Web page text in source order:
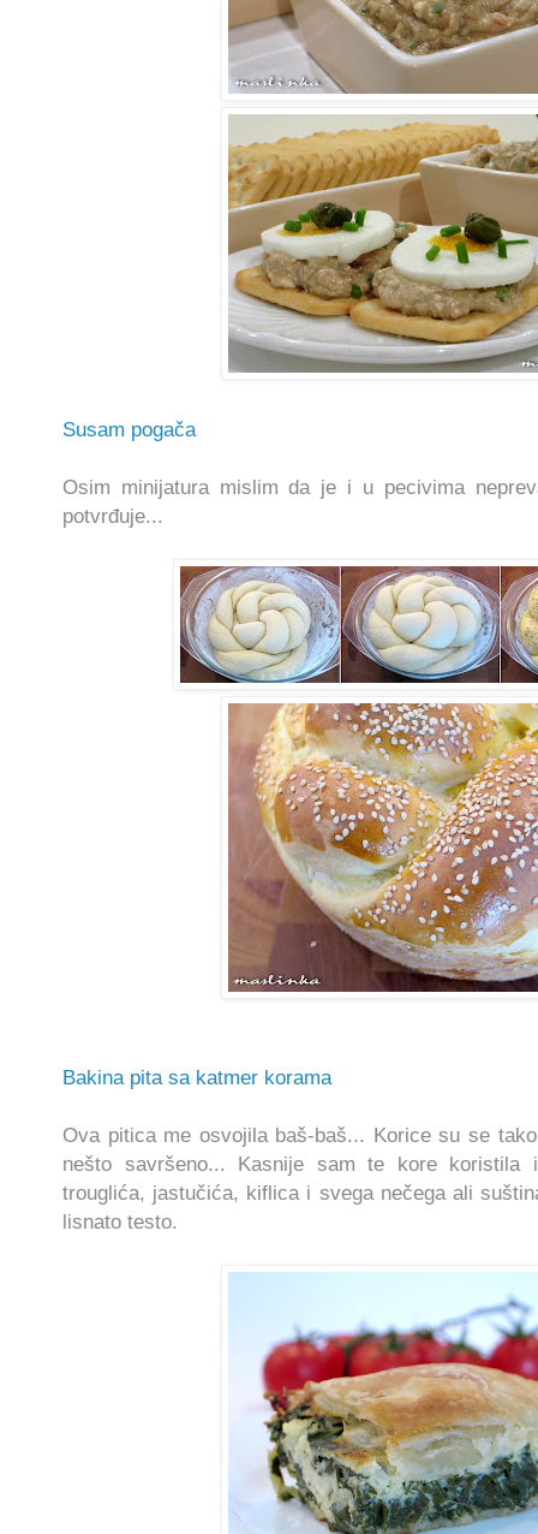
Susam pogača
Osim minijatura mislim da je i u pecivima
potvrđuje...
Bakina pita sa katmer korama
Ova pitica me osvojila baš-baš... Korice su se
nešto savršeno... Kasnije sam te kore
trouglića, jastučića, kiflica i svega nečega ali
lisnato testo.